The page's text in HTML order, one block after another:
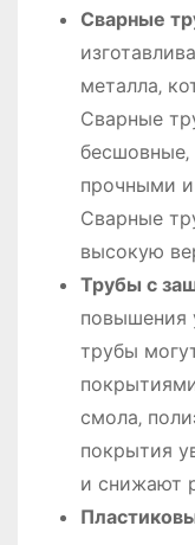
Сварные
металла‚
Сварные
прочными
Сварные
высокую
Трубы с
повышения
трубы
смола‚
покрытия
и снижают